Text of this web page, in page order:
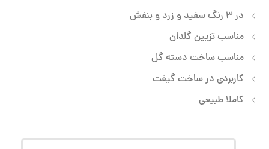
در 3 رنگ سفید و زرد و بنفش
مناسب تزیین گلدان
مناسب ساخت دسته گل
کاربردی در ساخت گیفت
کاملا طبیعی